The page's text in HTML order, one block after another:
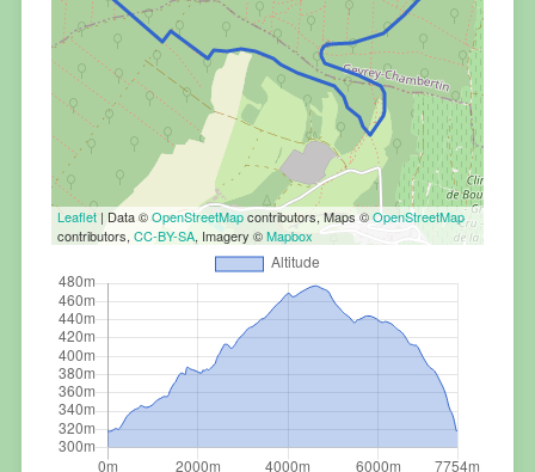
Leaflet| Data ©OpenStreetMapcontributors, Maps ©OpenStreetMap
contributors, CC-BY-SA, Imagery ©Mapbox